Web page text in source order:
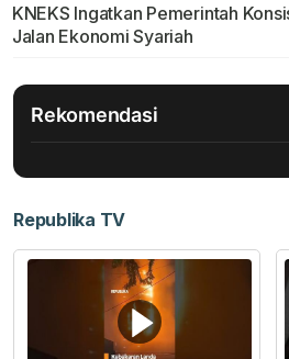
KNEKS Ingatkan Pemerintah
Jalan Ekonomi Syariah
Rekomendasi
Republika TV